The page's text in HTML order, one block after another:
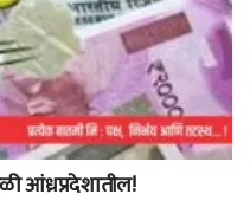
आंध्रप्रदेशातील!